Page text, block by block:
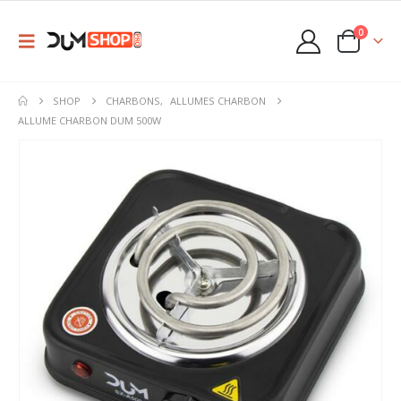
0
SHOP CHARBONS,
ALLUMES CHARBON
ALLUME CHARBON DUM 500W